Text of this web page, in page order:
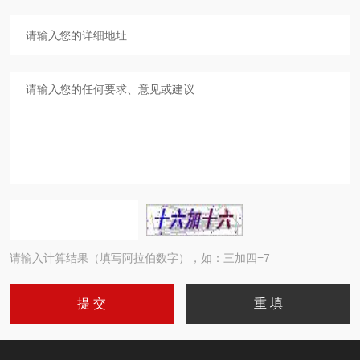
请输入计算结果（填写阿拉伯数字），如：三加四=7